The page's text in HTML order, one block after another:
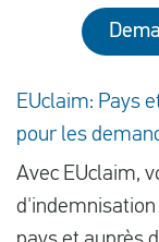
EUclaim: Pays
pour les
Avec EUclaim,